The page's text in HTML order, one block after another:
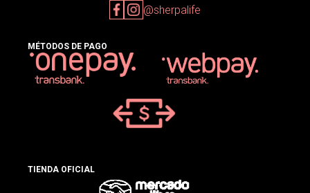
@sherpalife
MÉTODOS DE PAGO
TIENDA OFICIAL